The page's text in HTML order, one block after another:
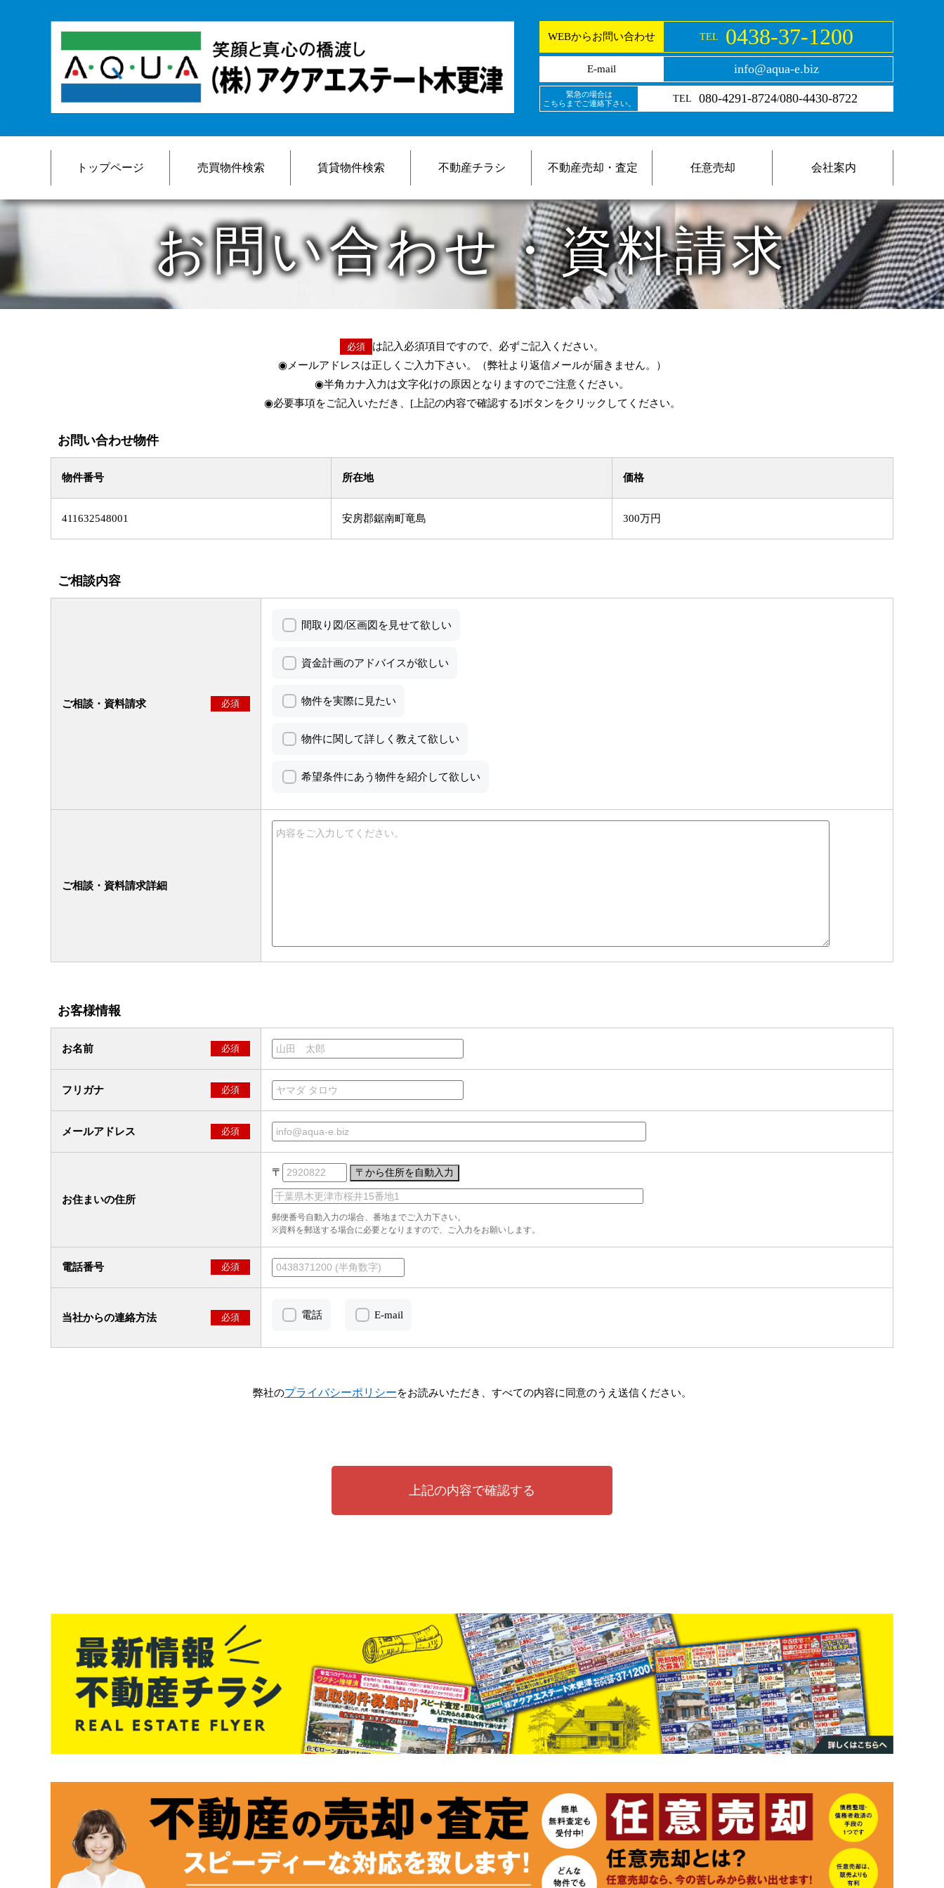
WEBからお問い合わせ TEL 0438-37-1200
E-mail info@aqua-e.biz
緊急の場合は
こちらまでご連絡下さい。
TEL 080-4291-8724/080-4430-8722
トップページ 売買物件検索 賃貸物件検索 不動産チラシ 不動産売却・査定 任意売却 会社案内
お問い合わせ・資料請求
必須
は記入必須項目ですので、必ずご記入ください。
◉メールアドレスは正しくご入力下さい。（弊社より返信メールが届きません。）
◉半角カナ入力は文字化けの原因となりますのでご注意ください。
◉必要事項をご記入いただき、[上記の内容で確認する]ボタンをクリックしてください。
お問い合わせ物件
物件番号 所在地 価格
411632548001 安房郡鋸南町竜島 300万円
ご相談内容
ご相談・資料請求 必須
間取り図/区画図を見せて欲しい
資金計画のアドバイスが欲しい
物件を実際に見たい
物件に関して詳しく教えて欲しい
希望条件にあう物件を紹介して欲しい
ご相談・資料請求詳細
お客様情報
お名前 必須
フリガナ 必須
メールアドレス 必須
お住まいの住所
〒
郵便番号自動入力の場合、番地までご入力下さい。
※資料を郵送する場合に必要となりますので、ご入力をお願いします。
電話番号 必須
当社からの連絡方法 必須 電話 E-mail
弊社のプライバシーポリシーをお読みいただき、すべての内容に同意のうえ送信ください。